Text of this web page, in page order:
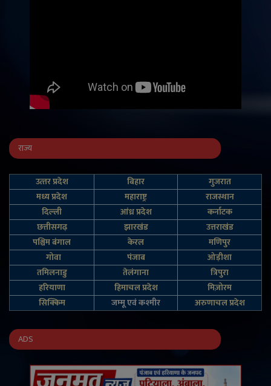
राज्य
उत्‍तर प्रदेश बिहार
गुजरात
मध्य प्रदेश
महाराष्ट्र
राजस्थान
दिल्‍ली
आंध्र प्रदेश
कर्नाटक
छत्तीसगढ़
झारखंड
उत्तराखंड
पश्चिम बंगाल
केरल
मणिपुर
गोवा
पंजाब
ओड़ीशा
तमिलनाडु
तेलंगाना
त्रिपुरा
हरियाणा
हिमाचल प्रदेश
मिज़ोरम
सिक्किम
जम्‍मू एवं कश्‍मीर अरुणाचल प्रदेश
ADS